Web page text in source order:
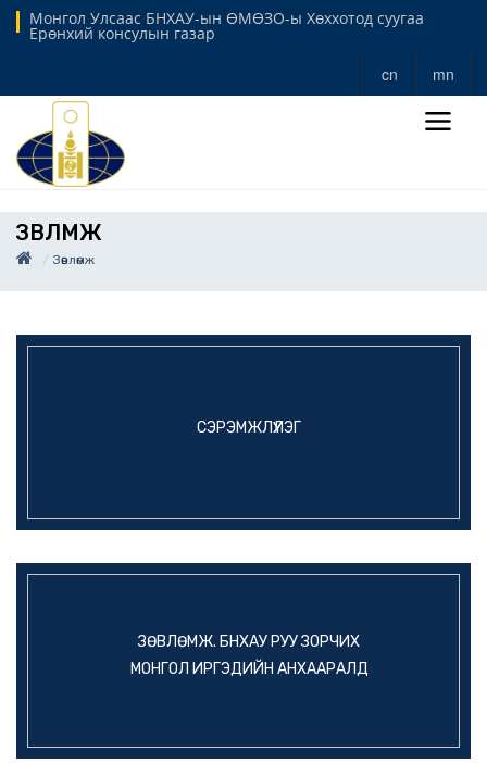
Монгол Улсаас БНХАУ-ын ӨМӨЗО-ы Хөххотод суугаа
Ерөнхий консулын газар
cn mn
ЗӨВЛӨМЖ
Зөвлөмж
СЭРЭМЖЛҮҮЛЭГ
ЗӨВЛӨМЖ. БНХАУ РУУ ЗОРЧИХ
МОНГОЛ ИРГЭДИЙН АНХААРАЛД